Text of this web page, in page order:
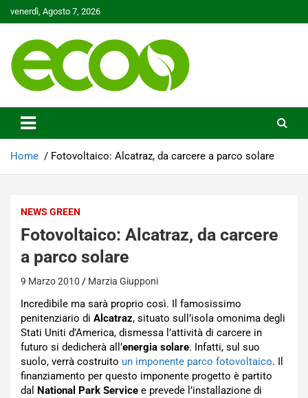
to
venerdì, Agosto 7, 2026
Ecoo.it
Home Fotovoltaico: Alcatraz, da carcere a parco solare
NEWS GREEN
Fotovoltaico: Alcatraz, da carcere
a parco solare
9 Marzo 2010 Marzia Giupponi
Incredibile ma sarà proprio così. Il famosissimo
penitenziario di Alcatraz, situato sull’isola omonima degli
Stati Uniti d’America, dismessa l’attività di carcere in
futuro si dedicherà all’energia solare. Infatti, sul suo
suolo, verrà costruito un imponente parco fotovoltaico. Il
finanziamento per questo imponente progetto è partito
dal National Park Service e prevede l’installazione di